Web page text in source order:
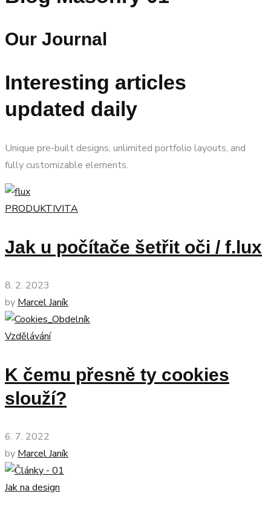
Our Journal
Interesting articles
updated daily
Unique pre-built designs, unlimited portfolio layouts, and
fully customizable elements.
PRODUKTIVITA
Jak u počítače šetřit oči / f.lux
8. 2. 2023
by Marcel Janík
Vzdělávání
K čemu přesně ty cookies
slouží?
6. 7. 2022
by Marcel Janík
Jak na design